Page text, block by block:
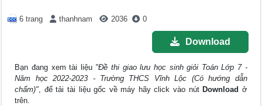
6 trang thanhnam 2036 0
Download
Bạn đang xem tài liệu "Đề thi giao lưu học sinh giỏi Toán Lớp 7 -
Năm học 2022-2023 - Trường THCS Vĩnh Lộc (Có hướng dẫn
chấm)", để tải tài liệu gốc về máy hãy click vào nút Download ở
trên.